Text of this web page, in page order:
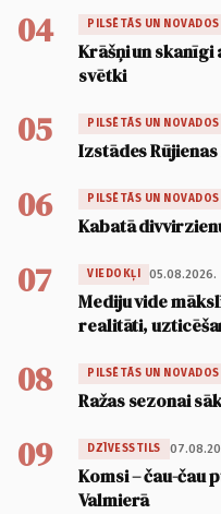
04 PILSĒTĀS UN NOVADOS
Krāšņi un skanīgi
svētki
05 PILSĒTĀS UN NOVADOS
Izstādes
06 PILSĒTĀS UN NOVADOS
Kabatā
07 VIEDOKĻI 05.08.2026.
Mediju vide
realitāti,
08 PILSĒTĀS UN NOVADOS
Ražas sezonai
09 DZĪVESSTILS
Komsi – čau-čau
Valmierā